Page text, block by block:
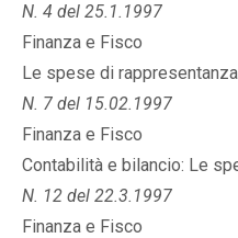
N. 4 del 25.1.1997
Finanza e Fisco
Le spese di
N. 7 del 15.02.1997
Finanza e Fisco
Contabilità e bilancio: Le
N. 12 del 22.3.1997
Finanza e Fisco